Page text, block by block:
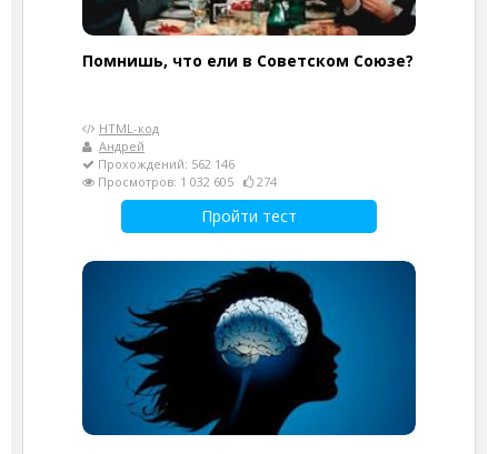
Помнишь, что ели в Советском Союзе?
HTML-код
Андрей
Прохождений: 562 146
Просмотров: 1 032 605
274
Пройти тест